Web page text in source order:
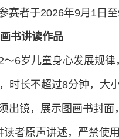
赛者于2026年9月1日
书讲读作品
～6岁儿童身心发展规
时长不超过8分钟，大
出镜，展示图画书封
读者原声讲述，严禁使